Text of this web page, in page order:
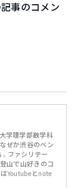
記事のコメン
学理学部数学科
ぜか渋谷のベン
ファシリテー
山で山好きのコ
Youtubeとnote